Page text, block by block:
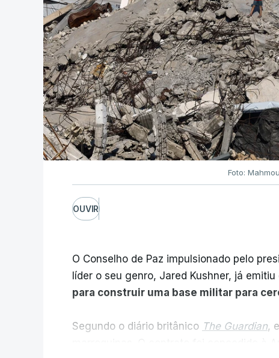
Foto:
OUVIR
O Conselho de Paz impulsionado pelo
líder o seu genro, Jared Kushner, já
para construir uma base militar para
Segundo o diário britânico The Guardian,